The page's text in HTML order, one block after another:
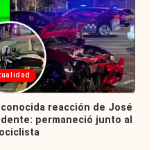
reacción de José
permaneció junto al